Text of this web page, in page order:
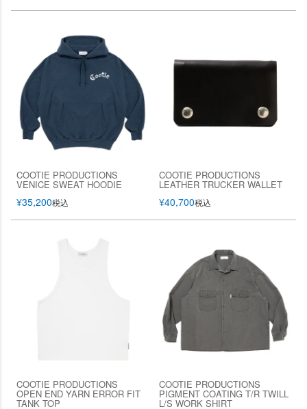
COOTIE PRODUCTIONS
VENICE SWEAT HOODIE
¥35,200税込
COOTIE PRODUCTIONS
LEATHER TRUCKER WALLET
¥40,700税込
COOTIE PRODUCTIONS
OPEN END YARN ERROR FIT
TANK TOP
COOTIE PRODUCTIONS
PIGMENT COATING T/R TWILL
L/S WORK SHIRT